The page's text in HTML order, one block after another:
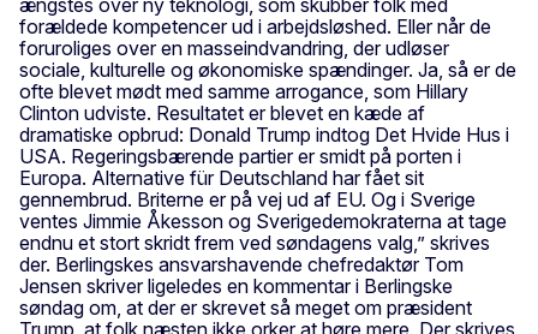
forældede kompetencer ud i arbejdsløshed. Eller når de
foruroliges over en masseindvandring, der udløser
sociale, kulturelle og økonomiske spændinger. Ja, så er de
ofte blevet mødt med samme arrogance, som Hillary
Clinton udviste. Resultatet er blevet en kæde af
dramatiske opbrud: Donald Trump indtog Det Hvide Hus i
USA. Regeringsbærende partier er smidt på porten i
Europa. Alternative für Deutschland har fået sit
gennembrud. Briterne er på vej ud af EU. Og i Sverige
ventes Jimmie Åkesson og Sverigedemokraterna at tage
endnu et stort skridt frem ved søndagens valg,” skrives
der. Berlingskes ansvarshavende chefredaktør Tom
Jensen skriver ligeledes en kommentar i Berlingske
søndag om, at der er skrevet så meget om præsident
Trump, at folk næsten ikke orker at høre mere. Der skrives